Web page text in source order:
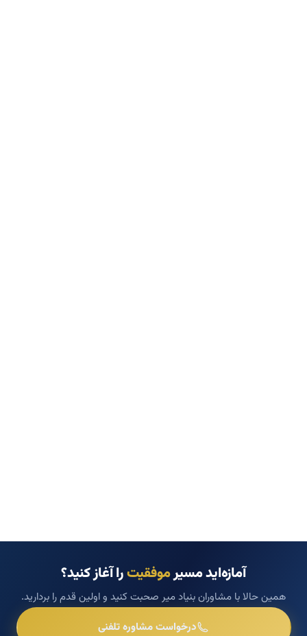
آمازه‌اید مسیرموفقیترا آغاز کنید؟
همین حالا با مشاوران بنیاد میر صحبت کنید و اولین قدم را بردارید.
درخواست مشاوره تلفنی